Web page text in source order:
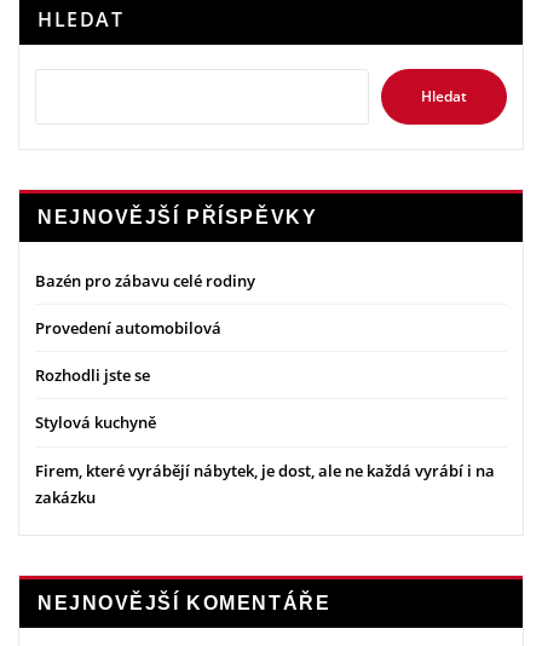
HLEDAT
Hledat
NEJNOVĚJŠÍ PŘÍSPĚVKY
Bazén pro zábavu celé rodiny
Provedení automobilová
Rozhodli jste se
Stylová kuchyně
Firem, které vyrábějí nábytek, je dost, ale ne každá vyrábí i na
zakázku
NEJNOVĚJŠÍ KOMENTÁŘE